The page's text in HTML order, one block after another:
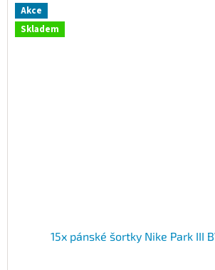
Akce
Skladem
15x pánské šortky Nike Park III